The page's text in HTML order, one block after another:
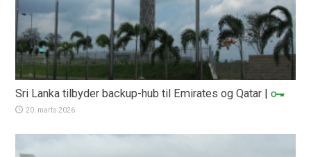
Sri Lanka tilbyder backup-hub til Emirates og Qatar |
20. marts 2026